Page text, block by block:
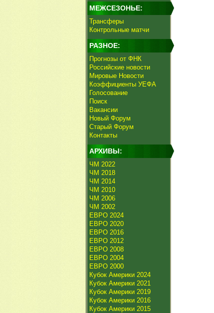
МЕЖСЕЗОНЬЕ:
Трансферы
Контрольные матчи
РАЗНОЕ:
Прогнозы от ФНК
Российские новости
Мировые Новости
Коэффициенты УЕФА
Голосование
Поиск
Вакансии
Новый Форум
Старый Форум
Контакты
АРХИВЫ:
ЧМ 2022
ЧМ 2018
ЧМ 2014
ЧМ 2010
ЧМ 2006
ЧМ 2002
ЕВРО 2024
ЕВРО 2020
ЕВРО 2016
ЕВРО 2012
ЕВРО 2008
ЕВРО 2004
ЕВРО 2000
Кубок Америки 2024
Кубок Америки 2021
Кубок Америки 2019
Кубок Америки 2016
Кубок Америки 2015